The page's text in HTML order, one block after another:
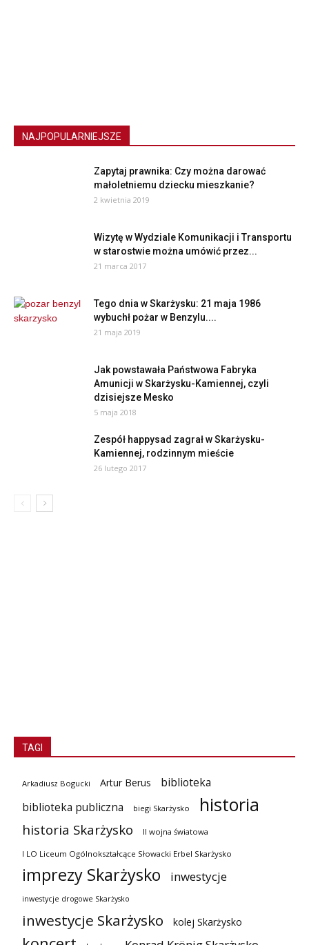
NAJPOPULARNIEJSZE
Zapytaj prawnika: Czy można darować
małoletniemu dziecku mieszkanie?
2 kwietnia 2019
Wizytę w Wydziale Komunikacji i Transportu
w starostwie można umówić przez...
21 marca 2017
Tego dnia w Skarżysku: 21 maja 1986
wybuchł pożar w Benzylu....
21 maja 2019
Jak powstawała Państwowa Fabryka
Amunicji w Skarżysku-Kamiennej, czyli
dzisiejsze Mesko
5 maja 2018
Zespół happysad zagrał w Skarżysku-
Kamiennej, rodzinnym mieście
26 lutego 2017
TAGI
Arkadiusz Bogucki Artur Berus
biblioteka
biblioteka publiczna
biegi Skarżysko historia
historia Skarżysko II wojna światowa
I LO Liceum Ogólnokształcące Słowacki Erbel Skarżysko
imprezy Skarżysko inwestycje
inwestycje drogowe Skarżysko
inwestycje Skarżysko kolej Skarżysko